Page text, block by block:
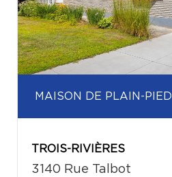
MAISON DE PLAIN-PIED
TROIS-RIVIÈRES
3140 Rue Talbot